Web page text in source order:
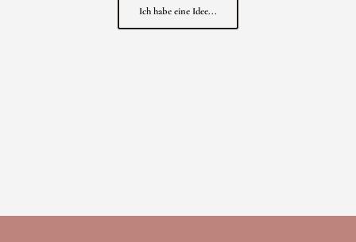
Ich habe eine Idee...